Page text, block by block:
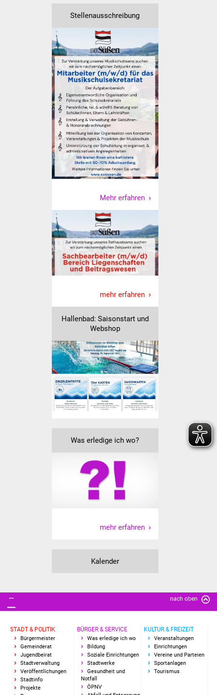
Volkshochschule
Soziale Einrichtungen
Kirchen
Lokale Agenda
Jugendhaus
Fachteam Jugend
Familienzentrum
Stadtwerke
Suenergie
NETZMonitor
Ärzte und Apotheken
Pflege von Angehörigen
Hitzewarnung / UV-
Index
ÖPNV
Bürgerbus (MOBS)
Veranstaltungen
Stadtfest
Ostermarkt
Stadtbücherei
Zehntscheuer
Bürgerhaus
Stellenausschreibung
Mehr erfahren
mehr erfahren
Hallenbad: Saisonstart und
Webshop
Was erledige ich wo?
mehr erfahren
Kalender
nach oben
STADT & POLITIK
Bürgermeister
Gemeinderat
Jugendbeirat
Stadtverwaltung
Veröffentlichungen
Stadtinfo
Projekte
BÜRGER & SERVICE
Was erledige ich wo
Bildung
Soziale Einrichtungen
Stadtwerke
Gesundheit und
Notfall
ÖPNV
KULTUR & FREIZEIT
Veranstaltungen
Einrichtungen
Vereine und Parteien
Sportanlagen
Tourismus